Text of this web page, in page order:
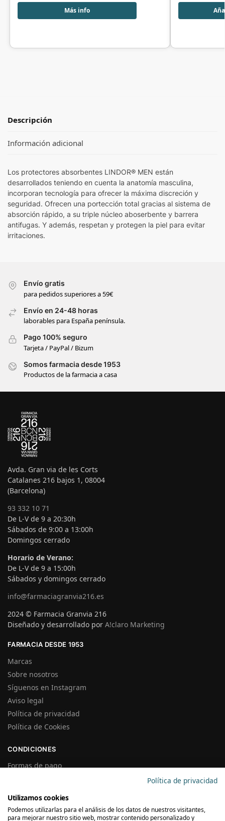
Más info
Descripción
Información adicional
Los protectores absorbentes LINDOR® MEN están
desarrollados teniendo en cuenta la anatomía masculina,
incorporan tecnología para ofrecer la máxima discreción y
seguridad. Ofrecen una portección total gracias al sistema de
absorción rápido, a su triple núcleo aboserbente y barrera
antifugas. Y además, respetan y protegen la piel para evitar
irritaciones.
Envío gratis
para pedidos superiores a 59€
Envío en 24-48 horas
laborables para España península.
Pago 100% seguro
Tarjeta / PayPal / Bizum
Somos farmacia desde 1953
Productos de la farmacia a casa
Avda. Gran via de les Corts
Catalanes 216 bajos 1, 08004
(Barcelona)
93 332 10 71
De L-V de 9 a 20:30h
Sábados de 9:00 a 13:00h
Domingos cerrado
Horario de Verano:
De L-V de 9 a 15:00h
Sábados y domingos cerrado
info@farmaciagranvia216.es
2024 © Farmacia Granvia 216
Diseñado y desarrollado por A!claro Marketing
FARMACIA DESDE 1953
Marcas
Sobre nosotros
Síguenos en Instagram
Aviso legal
Política de privacidad
Política de Cookies
CONDICIONES
Formas de pago
Precios y Disponibilidad
Garantías y Devoluciones
Política de privacidad
Utilizamos cookies
Podemos utilizarlas para el análisis de los datos de nuestros visitantes,
para mejorar nuestro sitio web, mostrar contenido personalizado y